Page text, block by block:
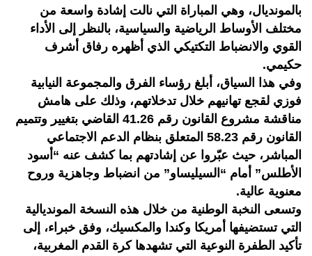
بالمونديال، وهي المباراة التي نالت إشادة واسعة من
مختلف الأوساط الرياضية والسياسية، بالنظر إلى الأداء
القوي والانضباط التكتيكي الذي أظهره رفاق أشرف
حكيمي.
وفي هذا السياق، أبلغ رؤساء الفرق والمجموعة النيابية
فوزي لقجع تهانيهم خلال تدخلاتهم، وذلك على هامش
مناقشة مشروع القانون رقم 41.26 القاضي بتغيير وتتميم
القانون رقم 58.23 المتعلق بنظام الدعم الاجتماعي
المباشر، حيث عبّروا عن إشادتهم بما كشف عنه “أسود
الأطلس” أمام “السيليساو” من انضباط وجاهزية وروح
معنوية عالية.
وتسعى النخبة الوطنية من خلال هذه النسخة المونديالية
التي تستضيفها أمريكا وكندا والمكسيك، وفق خبراء، إلى
تأكيد الطفرة النوعية التي تشهدها كرة القدم المغربية،